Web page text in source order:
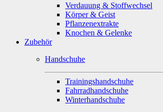
Verdauung & Stoffwechsel
Körper & Geist
Pflanzenextrakte
Knochen & Gelenke
Zubehör
Handschuhe
Trainingshandschuhe
Fahrradhandschuhe
Winterhandschuhe